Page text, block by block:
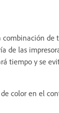
las
tiempo y se
color en el